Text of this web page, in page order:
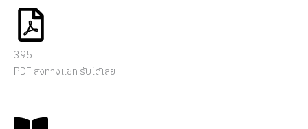
395
PDF ส่งทางแชท รับได้เลย